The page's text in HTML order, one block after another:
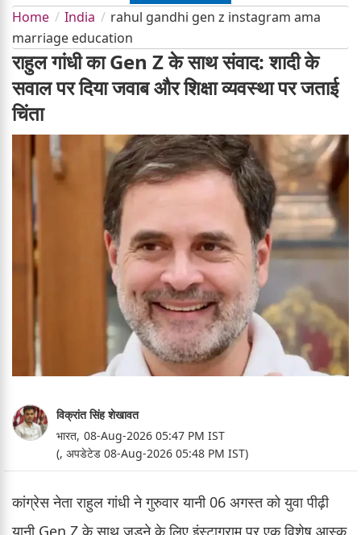
Home India
rahul gandhi gen z instagram ama
marriage education
राहुल गांधी का Gen Z के साथ संवाद: शादी के
सवाल पर दिया जवाब और शिक्षा व्यवस्था पर जताई
चिंता
विक्रांत सिंह शेखावत
भारत, 08-Aug-2026 05:47 PM IST
(, अपडेटेड 08-Aug-2026 05:48 PM IST)
कांग्रेस नेता राहुल गांधी ने गुरुवार यानी 06 अगस्त को युवा पीढ़ी
यानी Gen Z के साथ जुड़ने के लिए इंस्टाग्राम पर एक विशेष आस्क